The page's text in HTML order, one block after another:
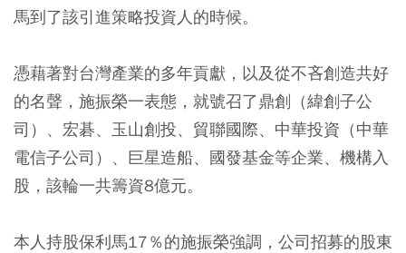
馬到了該引進策略投資人的時候。
憑藉著對台灣產業的多年貢獻，以及從不吝創造共好
的名聲，施振榮一表態，就號召了鼎創（緯創子公
司）、宏碁、玉山創投、貿聯國際、中華投資（中華
電信子公司）、巨星造船、國發基金等企業、機構入
股，該輪一共籌資8億元。
本人持股保利馬17％的施振榮強調，公司招募的股東